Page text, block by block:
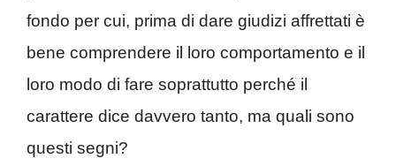
fondo per cui, prima di dare giudizi affrettati è
bene comprendere il loro comportamento e il
loro modo di fare soprattutto perché il
carattere dice davvero tanto, ma quali sono
questi segni?